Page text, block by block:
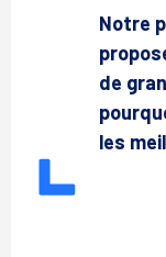
Notre
de
les